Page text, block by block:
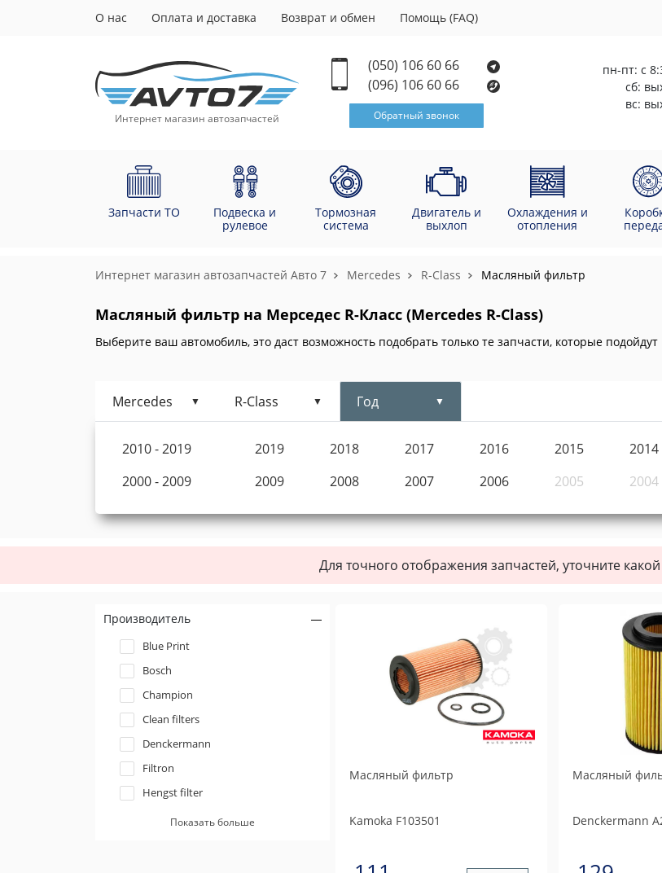
О нас Оплата и доставка Возврат и обмен Помощь (FAQ)
Интернет магазин автозапчастей
(050) 106 60 66
(096) 106 60 66
Обратный звонок
пн-пт: с
сб:
вс:
Запчасти ТО
Подвеска и
рулевое
Тормозная
система
Двигатель и
выхлоп
Охлаждения и
отопления
Интернет магазин автозапчастей Авто 7 Mercedes R-Class Масляный фильтр
Масляный фильтр на Мерседес R-Класс (Mercedes R-Class)
Выберите ваш автомобиль, это даст возможность подобрать только те запчасти, которые
Mercedes R-Class Год
2010 - 2019 2019 2018 2017 2016 2015 2014
2000 - 2009
2009 2008 2007 2006 2005 2004
Для точного отображения запчастей, уточните
Производитель
Blue Print
Bosch
Champion
Clean filters
Denckermann
Filtron
Hengst filter
JP groupПоказать больше
Масляный фильтр
Kamoka F103501
Масляный
Denckermann